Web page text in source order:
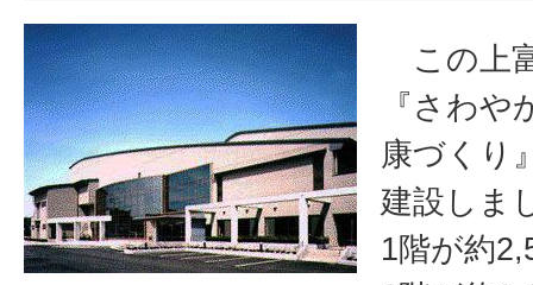
この上
『さわ
康づくり
建設しま
1階が約